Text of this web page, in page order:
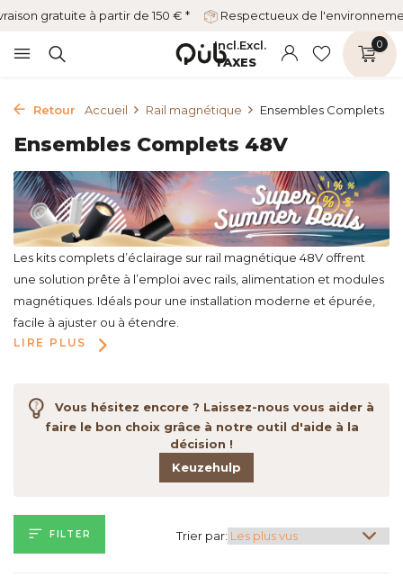
gratuite à partir de 150 € * Respectueux de
Incl.Excl.
TAXES
0
Retour Accueil Rail magnétique Ensembles Complets
Ensembles Complets 48V
Les kits complets d’éclairage sur rail magnétique 48V offrent
une solution prête à l’emploi avec rails, alimentation et modules
magnétiques. Idéals pour une installation moderne et épurée,
facile à ajuster ou à étendre.
LIRE PLUS
Vous hésitez encore ? Laissez-nous vous aider à
faire le bon choix grâce à notre outil d'aide à la
décision !
Keuzehulp
FILTER Trier par: